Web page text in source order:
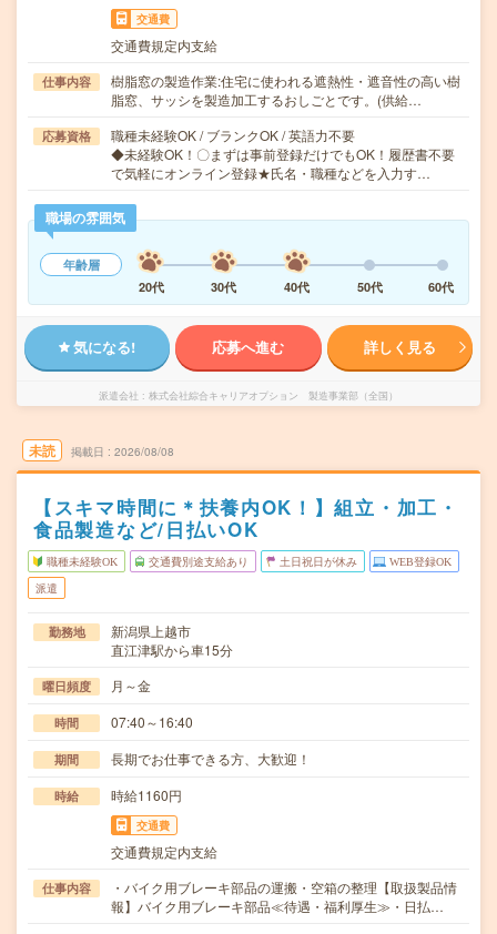
交通費
交通費規定内支給
仕事内容
樹脂窓の製造作業:住宅に使われる遮熱性・遮音性の高い樹
脂窓、サッシを製造加工するおしごとです。(供給…
応募資格
職種未経験OK / ブランクOK / 英語力不要
◆未経験OK！〇まずは事前登録だけでもOK！履歴書不要
で気軽にオンライン登録★氏名・職種などを入力す…
職場の雰囲気
年齢層
20代
30代 40代 50代 60代
気になる! 応募へ進む 詳しく見る
派遣会社 株式会社綜合キャリアオプション 製造事業部（全国）
未読 掲載日 2026/08/08
【スキマ時間に＊扶養内OK！】組立・加工・
食品製造など/日払いOK
職種未経験OK 交通費別途支給あり 土日祝日が休み WEB登録OK
派遣
勤務地
新潟県上越市
直江津駅から車15分
曜日頻度 月～金
時間 07:40～16:40
期間 長期でお仕事できる方、大歓迎！
時給 時給1160円
交通費
交通費規定内支給
仕事内容
・バイク用ブレーキ部品の運搬・空箱の整理【取扱製品情
報】バイク用ブレーキ部品≪待遇・福利厚生≫・日払…